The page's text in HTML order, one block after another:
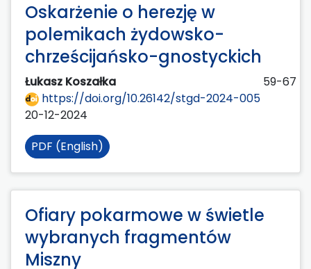
Oskarżenie o herezję w
polemikach żydowsko-
chrześcijańsko-gnostyckich
Łukasz Koszałka
59-67
https://doi.org/10.26142/stgd-2024-005
20-12-2024
PDF (English)
Ofiary pokarmowe w świetle
wybranych fragmentów
Miszny